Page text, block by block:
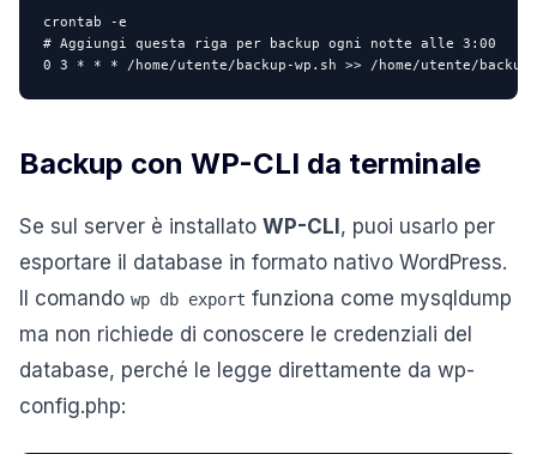
crontab -e
# Aggiungi questa riga per backup ogni notte alle 3:00
0 3 * * * /home/utente/backup-wp.sh >> /home/utente/
Backup con WP-CLI da terminale
Se sul server è installato WP-CLI, puoi usarlo per
esportare il database in formato nativo WordPress.
Il comando wp db export funziona come mysqldump
ma non richiede di conoscere le credenziali del
database, perché le legge direttamente da wp-
config.php: